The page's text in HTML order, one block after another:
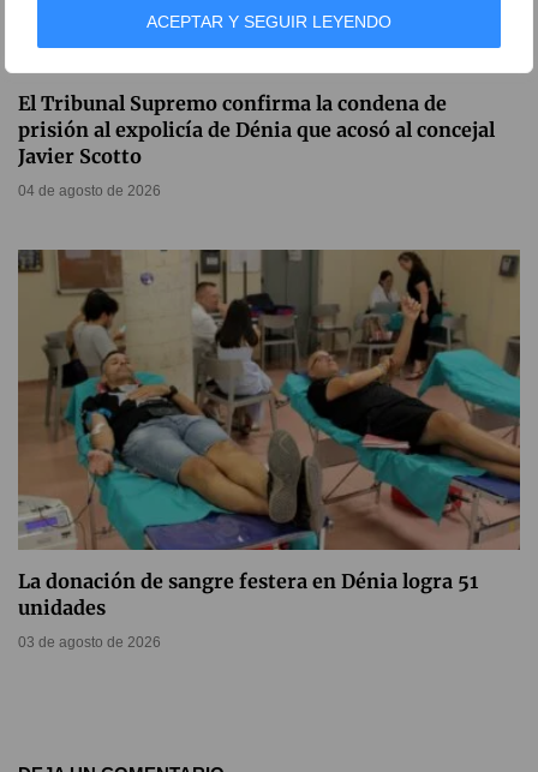
ACEPTAR Y SEGUIR LEYENDO
El Tribunal Supremo confirma la condena de
prisión al expolicía de Dénia que acosó al concejal
Javier Scotto
04 de agosto de 2026
La donación de sangre festera en Dénia logra 51
unidades
03 de agosto de 2026